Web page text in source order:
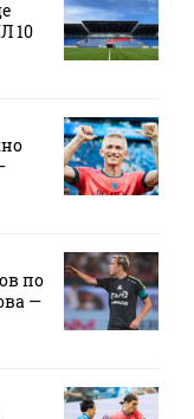
10
по
—